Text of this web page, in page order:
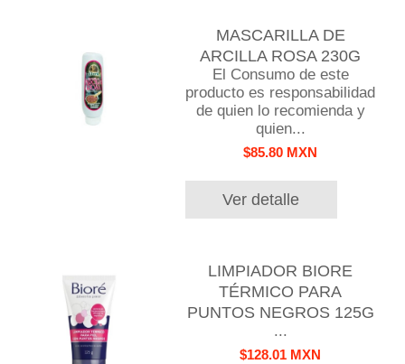
MASCARILLA DE
ARCILLA ROSA 230G
El Consumo de este
producto es responsabilidad
de quien lo recomienda y
quien...
$85.80 MXN
Ver detalle
LIMPIADOR BIORE
TÉRMICO PARA
PUNTOS NEGROS 125G
...
$128.01 MXN